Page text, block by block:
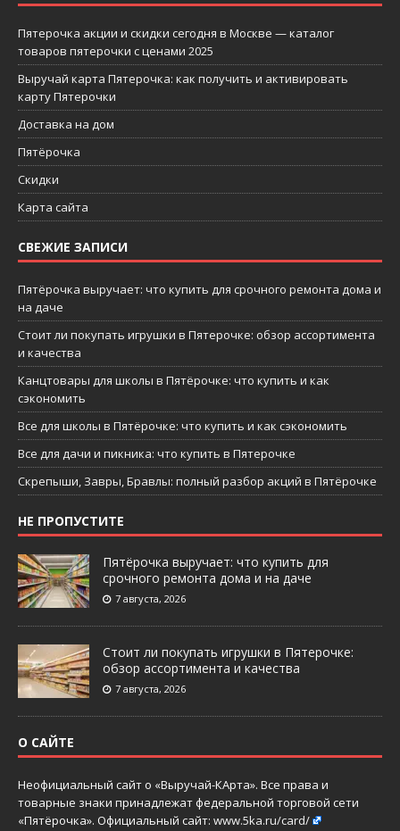
Пятерочка акции и скидки сегодня в Москве — каталог
товаров пятерочки с ценами 2025
Выручай карта Пятерочка: как получить и активировать
карту Пятерочки
Доставка на дом
Пятёрочка
Скидки
Карта сайта
СВЕЖИЕ ЗАПИСИ
Пятёрочка выручает: что купить для срочного ремонта дома и
на даче
Стоит ли покупать игрушки в Пятерочке: обзор ассортимента
и качества
Канцтовары для школы в Пятёрочке: что купить и как
сэкономить
Все для школы в Пятёрочке: что купить и как сэкономить
Все для дачи и пикника: что купить в Пятерочке
Скрепыши, Завры, Бравлы: полный разбор акций в Пятёрочке
НЕ ПРОПУСТИТЕ
Пятёрочка выручает: что купить для
срочного ремонта дома и на даче
7 августа, 2026
Стоит ли покупать игрушки в Пятерочке:
обзор ассортимента и качества
7 августа, 2026
О САЙТЕ
Неофициальный сайт о «Выручай-КАрта». Все права и
товарные знаки принадлежат федеральной торговой сети
«Пятёрочка». Официальный сайт: www.5ka.ru/card/